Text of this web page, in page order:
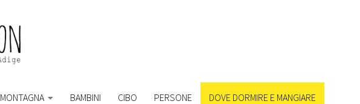
MONTAGNA BAMBINI CIBO PERSONE DOVE DORMIRE E MANGIARE